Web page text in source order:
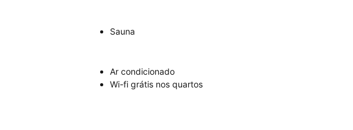
Sauna
Ar condicionado
Wi-fi grátis nos quartos